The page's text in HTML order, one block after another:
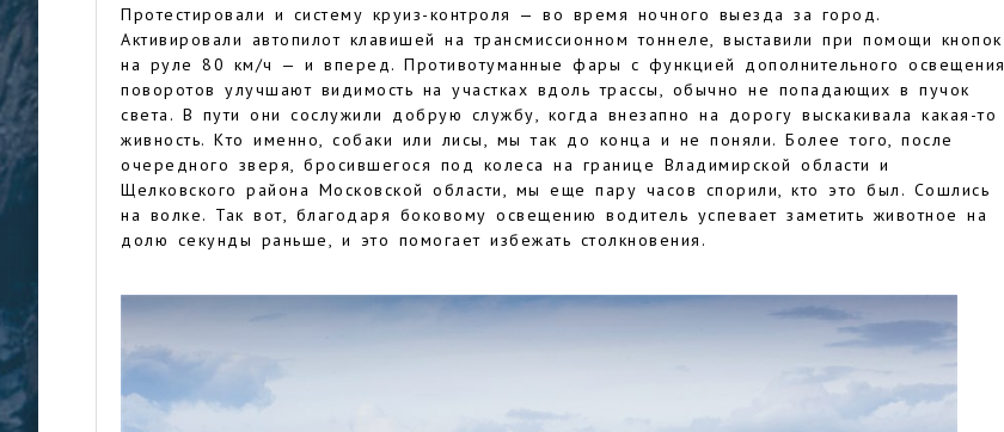
Протестировали и систему круиз-контроля — во время ночного выезда за город.
Активировали автопилот клавишей на трансмиссионном тоннеле, выставили при помощи кнопок
на руле 80 км/ч — и вперед. Противотуманные фары с функцией дополнительного освещения
поворотов улучшают видимость на участках вдоль трассы, обычно не попадающих в пучок
света. В пути они сослужили добрую службу, когда внезапно на дорогу выскакивала какая-то
живность. Кто именно, собаки или лисы, мы так до конца и не поняли. Более того, после
очередного зверя, бросившегося под колеса на границе Владимирской области и
Щелковского района Московской области, мы еще пару часов спорили, кто это был. Сошлись
на волке. Так вот, благодаря боковому освещению водитель успевает заметить животное на
долю секунды раньше, и это помогает избежать столкновения.